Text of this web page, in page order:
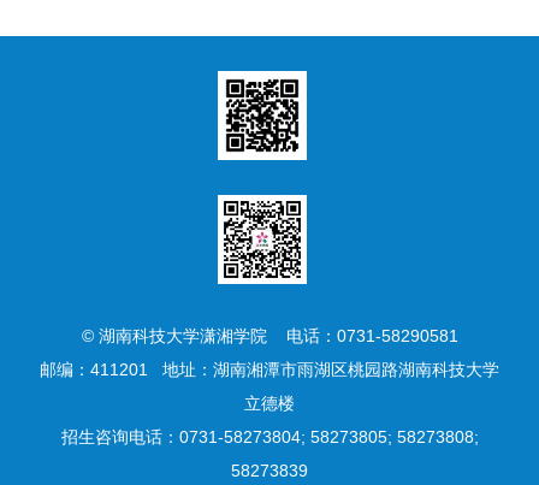
© 湖南科技大学潇湘学院 电话：0731-58290581
邮编：411201 地址：湖南湘潭市雨湖区桃园路湖南科技大学
立德楼
招生咨询电话：0731-58273804; 58273805; 58273808;
58273839